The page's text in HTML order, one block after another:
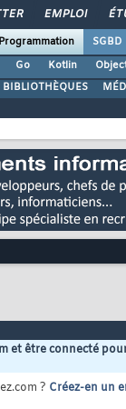
EMPLOI
Programmation SGBD
Go Kotlin
BIBLIOTHÈQUES
et être connecté
? Créez-en un